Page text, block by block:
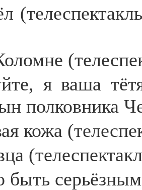
я ваша
полковника
кожа
быть